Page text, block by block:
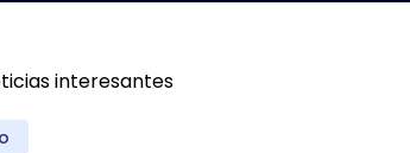
interesantes